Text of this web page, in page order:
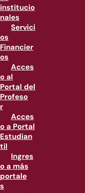
institucio
nales
Servici
os
Financier
os
Acces
o al
Portal del
Profeso
r
Acces
o a Portal
Estudian
til
Ingres
o a más
portale
s